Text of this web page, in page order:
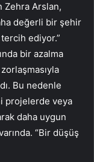
Zehra Arslan,
değerli bir şehir
ediyor.”
bir azalma
Bu nedenle
projelerde veya
daha uygun
“Bir düşüş